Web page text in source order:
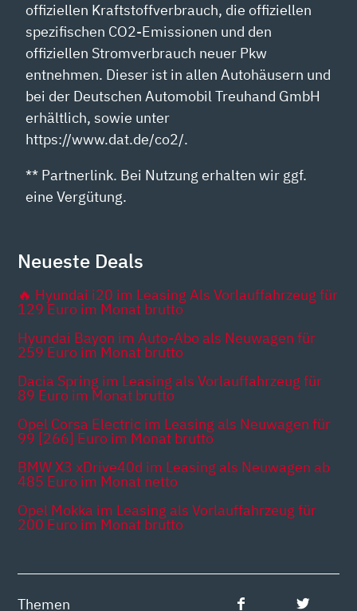
offiziellen Kraftstoffverbrauch, die offiziellen
spezifischen CO2-Emissionen und den
offiziellen Stromverbrauch neuer Pkw
entnehmen. Dieser ist in allen Autohäusern und
bei der Deutschen Automobil Treuhand GmbH
erhältlich, sowie unter
https://www.dat.de/co2/.
** Partnerlink. Bei Nutzung erhalten wir ggf.
eine Vergütung.
Neueste Deals
🔥 Hyundai i20 im Leasing Als Vorlauffahrzeug für
129 Euro im Monat brutto
Hyundai Bayon im Auto-Abo als Neuwagen für
259 Euro im Monat brutto
Dacia Spring im Leasing als Vorlauffahrzeug für
89 Euro im Monat brutto
Opel Corsa Electric im Leasing als Neuwagen für
99 [266] Euro im Monat brutto
BMW X3 xDrive40d im Leasing als Neuwagen ab
485 Euro im Monat netto
Opel Mokka im Leasing als Vorlauffahrzeug für
200 Euro im Monat brutto
Themen